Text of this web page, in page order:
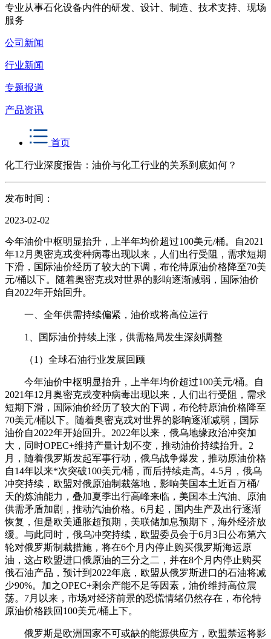
专业从事石化设备内件的研发、设计、制造、技术支持、现场
服务
公司新闻
行业新闻
专题报道
产品资讯
首页
化工行业深度报告：油价与化工行业的关系到底如何？
发布时间：
2023-02-02
今年油价中枢明显抬升，上半年均价超过100美元/桶。自2021
年12月奥密克戎变种病毒出现以来，人们出行受阻，需求短期
下滑，国际油价经历了较大的下调，布伦特原油价格降至70美
元/桶以下。随着奥密克戎对世界的影响逐渐减弱，国际油价
自2022年开始回升。
一、全年供需持续偏紧，油价或将高位运行
1、国际油价持续上涨，供需格局发生深刻调整
（1）全球石油行业发展回顾
今年油价中枢明显抬升，上半年均价超过100美元/桶。自
2021年12月奥密克戎变种病毒出现以来，人们出行受阻，需求
短期下滑，国际油价经历了较大的下调，布伦特原油价格降至
70美元/桶以下。随着奥密克戎对世界的影响逐渐减弱，国际
油价自2022年开始回升。2022年以来，俄乌地缘政治冲突加
大，同时OPEC+维持产量计划不变，推动油价持续抬升。2
月，随着俄罗斯发起军事行动，俄乌战争爆发，推动原油价格
自14年以来*次突破100美元/桶，而后持续走高。4-5月，俄乌
冲突持续，欧盟对俄原油制裁落地，影响美国本土近百万桶/
天的炼油能力，叠加夏季出行高峰来临，美国本土汽油、原油
供需矛盾加剧，推动汽油价格。6月起，国内生产及出行逐渐
恢复，但是欧美通胀超预期，美联储加息预期下，海外经济放
缓。与此同时，俄乌冲突持续，欧盟委员会于6月3日公布第六
轮对俄罗斯制裁措施，将在6个月内停止购买俄罗斯海运原
油，这占欧盟进口俄原油的三分之二，并在8个月内停止购买
俄石油产品，预计到2022年底，欧盟从俄罗斯进口的石油将减
少90%。加之OPEC+剩余产能不足等因素，油价维持高位震
荡。7月以来，市场对经济前景的恐慌情绪仍然存在，布伦特
原油价格跌回100美元/桶上下。
俄罗斯是欧洲国家不可或缺的能源供应方，欧盟禁运将影